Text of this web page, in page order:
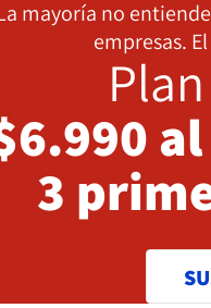
mayoría no
empresas.
3